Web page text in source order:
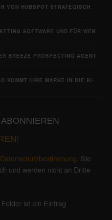
VON HUBSPOT STRATEGISCH
SOFTWARE UND FÜR WEN
BREEZE PROSPECTING AGENT
KOMMT IHRE MARKE IN DIE KI-
Datenschutzbestimmung . Sie
und werden nicht an Dritte
ist ein Eintrag